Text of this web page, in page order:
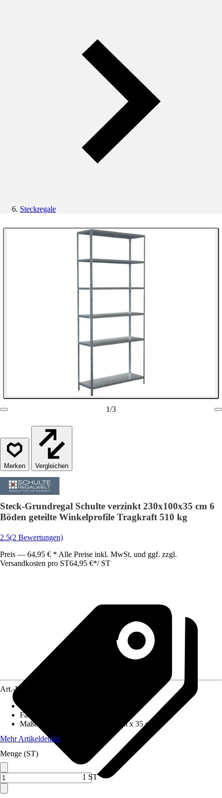
Steckregale
1/3
Vergleichen
Steck-Grundregal Schulte verzinkt 230x100x35 cm 6
Böden geteilte Winkelprofile Tragkraft 510 kg
2.5(2 Bewertungen)
Preis — 64,95 € * Alle Preise inkl. MwSt. und ggf. zzgl.
Versandkosten pro ST64,95 €*/ ST
Art.-Nr.
Farbton
Maße (BxHxT)
100 cm x 230 cm x 35 cm
Mehr Artikeldetails
Menge (ST)
1 ST